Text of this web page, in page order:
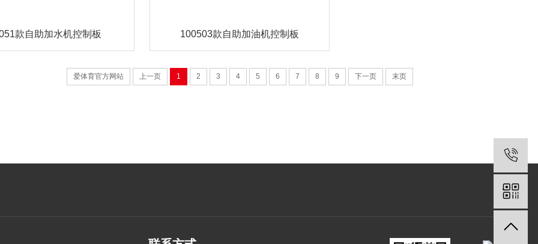
款自助加水机控制板 100503款自助加油机控制板
爱体育官方网站 上一页 1 2 3 4 5 6 7 8 9 下一页 末页